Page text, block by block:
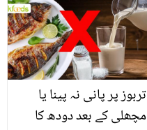
انگیز طبی فوائد
تربوز پر پانی نہ پینا یا
مچھلی کے بعد دودھ کا